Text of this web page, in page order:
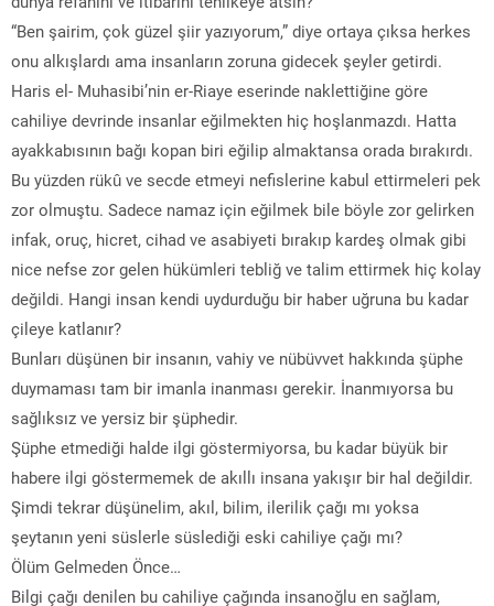
“Ben şairim, çok güzel şiir yazıyorum,” diye ortaya çıksa herkes
onu alkışlardı ama insanların zoruna gidecek şeyler getirdi.
Haris el- Muhasibi’nin er-Riaye eserinde naklettiğine göre
cahiliye devrinde insanlar eğilmekten hiç hoşlanmazdı. Hatta
ayakkabısının bağı kopan biri eğilip almaktansa orada bırakırdı.
Bu yüzden rükû ve secde etmeyi nefislerine kabul ettirmeleri pek
zor olmuştu. Sadece namaz için eğilmek bile böyle zor gelirken
infak, oruç, hicret, cihad ve asabiyeti bırakıp kardeş olmak gibi
nice nefse zor gelen hükümleri tebliğ ve talim ettirmek hiç kolay
değildi. Hangi insan kendi uydurduğu bir haber uğruna bu kadar
çileye katlanır?
Bunları düşünen bir insanın, vahiy ve nübüvvet hakkında şüphe
duymaması tam bir imanla inanması gerekir. İnanmıyorsa bu
sağlıksız ve yersiz bir şüphedir.
Şüphe etmediği halde ilgi göstermiyorsa, bu kadar büyük bir
habere ilgi göstermemek de akıllı insana yakışır bir hal değildir.
Şimdi tekrar düşünelim, akıl, bilim, ilerilik çağı mı yoksa
şeytanın yeni süslerle süslediği eski cahiliye çağı mı?
Ölüm Gelmeden Önce…
Bilgi çağı denilen bu cahiliye çağında insanoğlu en sağlam,